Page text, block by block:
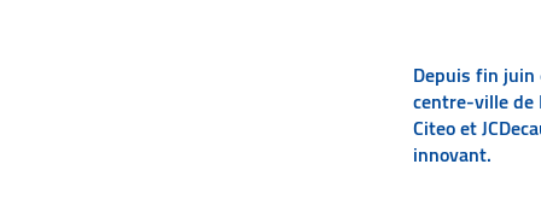
Depuis fin
centre-ville de
Citeo et
innovant.